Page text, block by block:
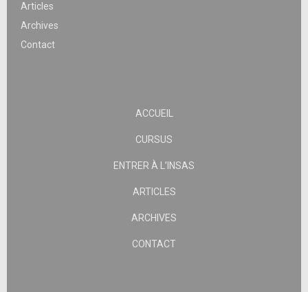
Articles
Archives
Contact
ACCUEIL
CURSUS
ENTRER À L’INSAS
ARTICLES
ARCHIVES
CONTACT